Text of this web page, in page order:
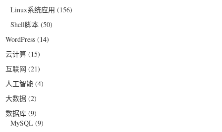
Linux系统应用 (156)
Shell脚本 (50)
WordPress (14)
云计算 (15)
互联网 (21)
人工智能 (4)
大数据 (2)
数据库 (9)
MySQL (9)